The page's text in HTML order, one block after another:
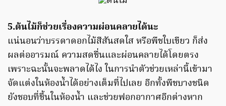
5.ต้นไม้ก็ช่วยเรื่องความผ่อนคลายได้นะ
แน่นอนว่าบรรดาดอกไม้สีสันสดใส หรือพืชใบเขียว ก็ส่ง
ผลต่ออารมณ์ ความสดชื่นและผ่อนคลายได้โดยตรง
เพราะฉะนั้นจะพลาดได้ไง ในการนำตัวช่วยเหล่านี้เข้ามา
จัดแต่งในห้องน้ำได้อย่างเต็มที่ไปเลย อีกทั้งพืชบางชนิด
ยังชอบที่ชื้นในห้องน้ำ และช่วยฟอกอากาศอีกต่างหาก